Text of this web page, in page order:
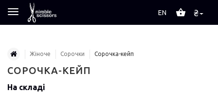
₴
EN
Жіноче Сорочки Сорочка-кейп
СОРОЧКА-КЕЙП
На складі